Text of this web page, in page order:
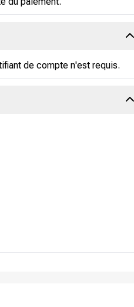
de compte n'est requis.